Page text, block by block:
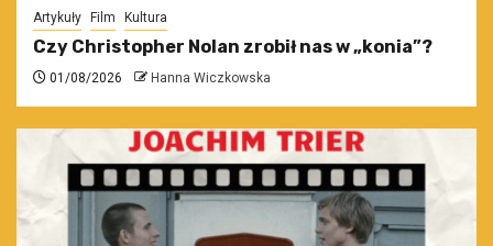
Artykuły Film Kultura
Czy Christopher Nolan zrobił nas w „konia”?
01/08/2026 Hanna Wiczkowska